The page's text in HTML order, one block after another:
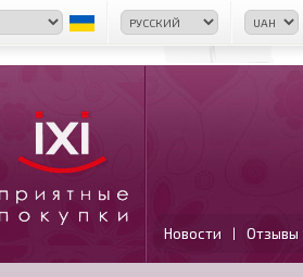
Новости | Отзывы